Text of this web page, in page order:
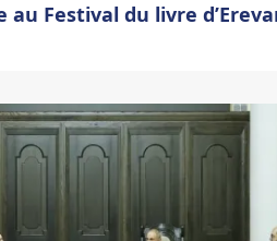
au Festival du livre